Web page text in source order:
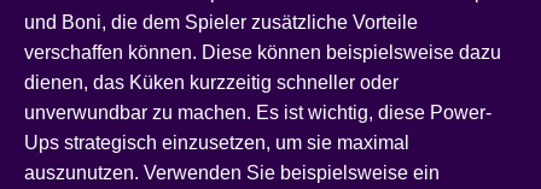
und Boni, die dem Spieler zusätzliche Vorteile
verschaffen können. Diese können beispielsweise dazu
dienen, das Küken kurzzeitig schneller oder
unverwundbar zu machen. Es ist wichtig, diese Power-
Ups strategisch einzusetzen, um sie maximal
auszunutzen. Verwenden Sie beispielsweise ein